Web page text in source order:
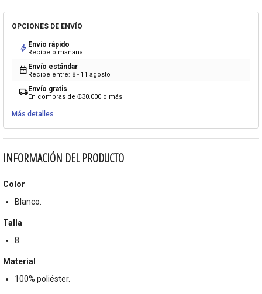
OPCIONES DE ENVÍO
bolt Envío rápido
Recíbelo mañana
calendar_month Envío estándar
Recibe entre: 8 - 11 agosto
local_shippingEnvío gratis
En compras de ₡30.000 o más
Más detalles
INFORMACIÓN DEL PRODUCTO
Color
Blanco.
Talla
8.
Material
100% poliéster.